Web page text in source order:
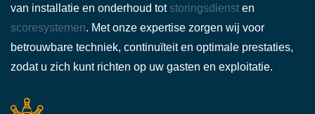
van installatie en onderhoud tot storingsdienst en
scoresystemen. Met onze expertise zorgen wij voor
betrouwbare techniek, continuïteit en optimale prestaties,
zodat u zich kunt richten op uw gasten en exploitatie.